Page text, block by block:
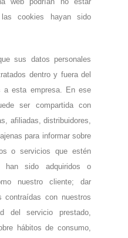
cookies hayan sido
sus datos personales
dentro y fuera del
a esta empresa. En ese
ser compartida con
afiliadas, distribuidores,
para informar sobre
o servicios que estén
han sido adquiridos o
nuestro cliente; dar
contraídas con nuestros
del servicio prestado,
hábitos de consumo,